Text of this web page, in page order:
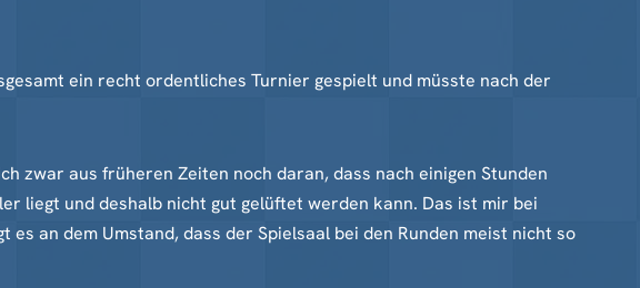
ein recht ordentliches Turnier gespielt und müsste nach der
zwar aus früheren Zeiten noch daran, dass nach einigen Stunden
liegt und deshalb nicht gut gelüftet werden kann. Das ist mir bei
an dem Umstand, dass der Spielsaal bei den Runden meist nicht so